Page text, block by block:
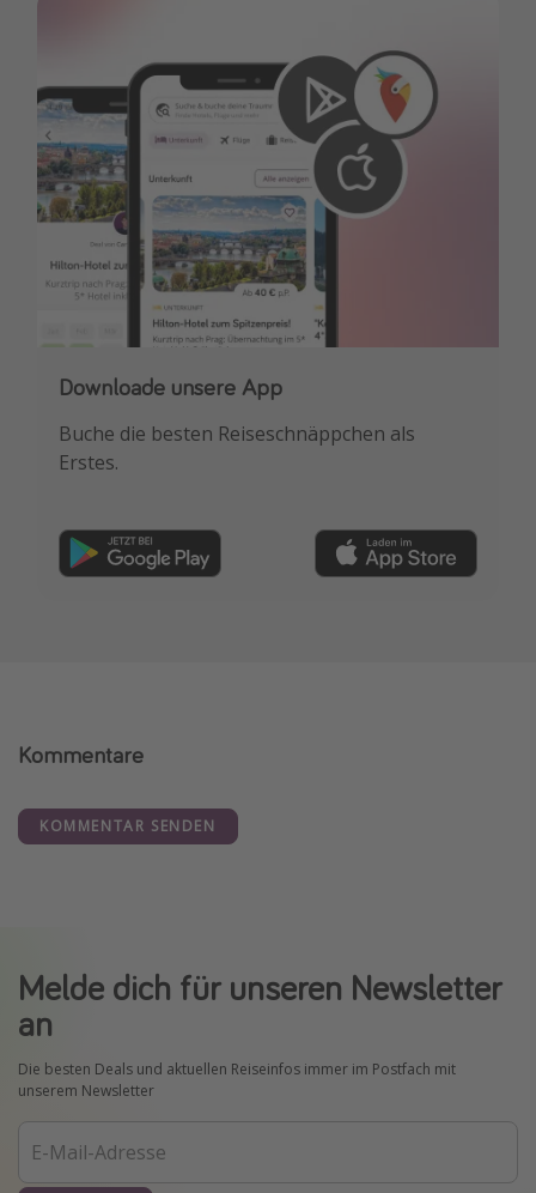
Downloade unsere App
Buche die besten Reiseschnäppchen als
Erstes.
Kommentare
KOMMENTAR SENDEN
Melde dich für unseren Newsletter
an
Die besten Deals und aktuellen Reiseinfos immer im Postfach mit
unserem Newsletter